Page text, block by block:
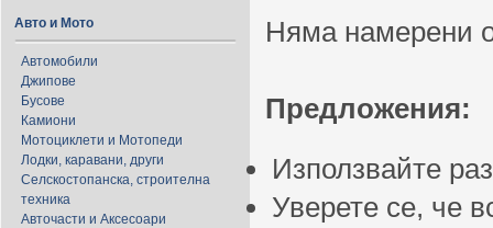
Авто и Мото
Автомобили
Джипове
Бусове
Камиони
Мотоциклети и Мотопеди
Лодки, каравани, други
Селскостопанска, строителна
техника
Авточасти и Аксесоари
Няма намерени
Предложения:
Използвайте
Уверете се, че